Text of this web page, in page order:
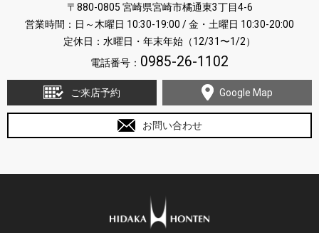
〒880-0805 宮崎県宮崎市橘通東3丁目4-6
営業時間：日～木曜日 10:30-19:00 / 金・土曜日 10:30-20:00
定休日：水曜日・年末年始（12/31〜1/2）
電話番号： 0985-26-1102
ご来店予約 Google Map
お問い合わせ